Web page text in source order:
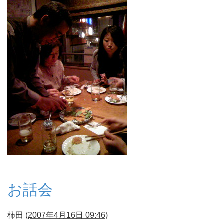
お話会
柿田 (2007年4月16日 09:46)